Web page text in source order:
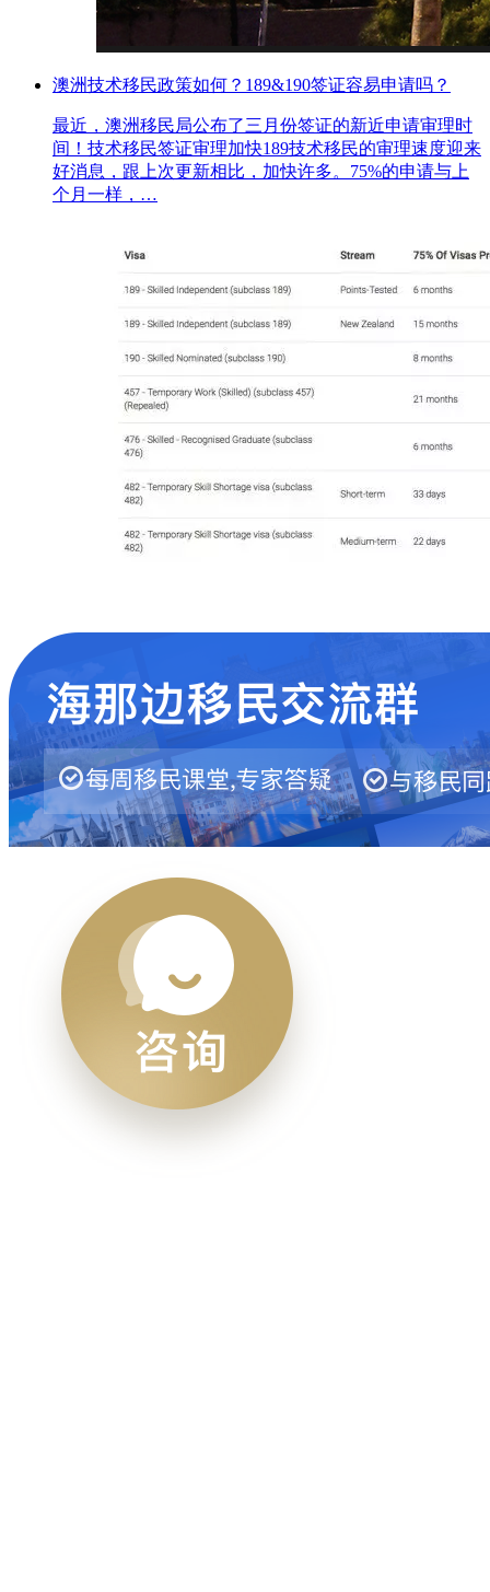
澳洲技术移民政策如何？189&190签证容易申请吗？
最近，澳洲移民局公布了三月份签证的新近申请审理时
间！技术移民签证审理加快189技术移民的审理速度迎来
好消息，跟上次更新相比，加快许多。75%的申请与上
个月一样，…